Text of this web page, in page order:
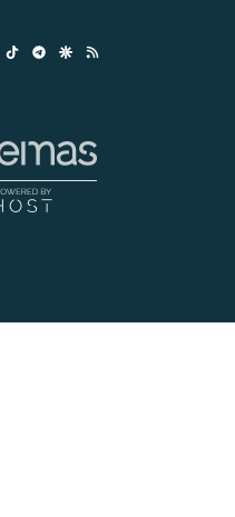
TikTokTelegramGoogle Discover